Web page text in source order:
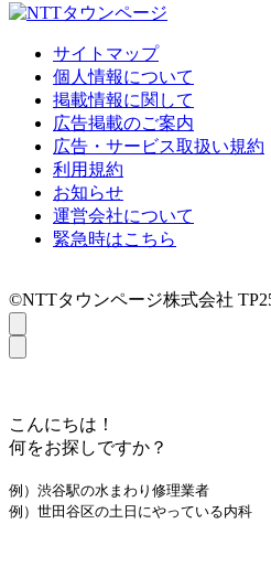
サイトマップ
個人情報について
掲載情報に関して
広告掲載のご案内
広告・サービス取扱い規約
利用規約
お知らせ
運営会社について
緊急時はこちら
©NTTタウンページ株式会社
こんにちは！
何をお探しですか？
例）渋谷駅の水まわり修理業者
例）世田谷区の土日にやっている内科